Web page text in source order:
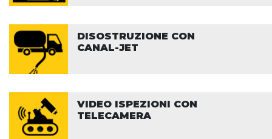
DISOSTRUZIONE CON
CANAL-JET
VIDEO ISPEZIONI CON
TELECAMERA